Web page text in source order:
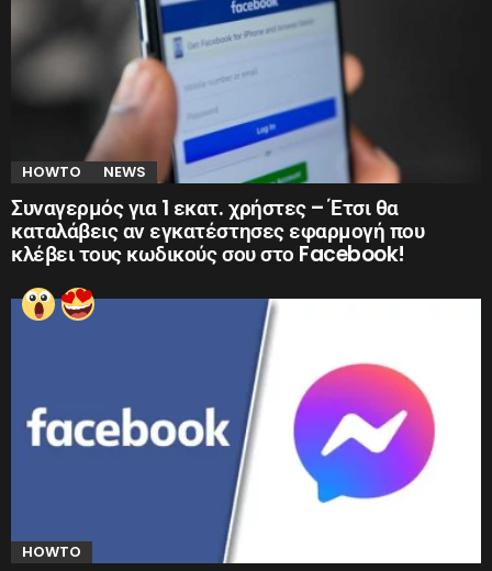
HOWTO NEWS
Συναγερμός για 1 εκατ. χρήστες – Έτσι θα
καταλάβεις αν εγκατέστησες εφαρμογή που
κλέβει τους κωδικούς σου στο Facebook!
HOWTO